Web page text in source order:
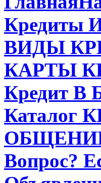
Кредиты
ВИДЫ
КАРТЫ
Кредит В
Каталог
Вопрос?